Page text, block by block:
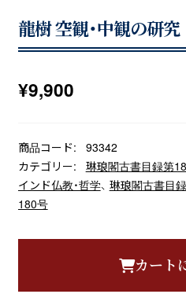
龍樹 空観・中観の研究
¥9,900
商品コード:
93342
カテゴリー:
琳琅閣古書目録第
インド仏教・哲学、 琳琅閣古書目
180号
カート